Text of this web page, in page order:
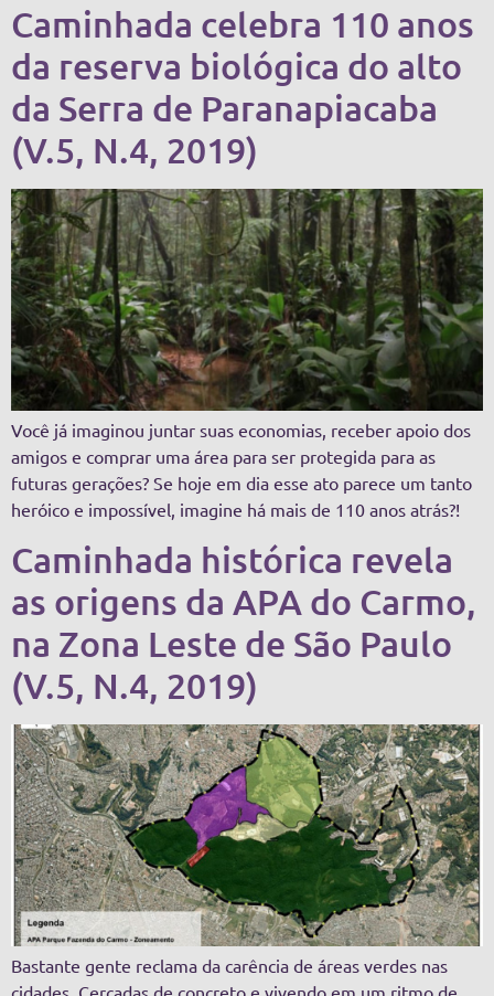
Caminhada celebra 110 anos
da reserva biológica do alto
da Serra de Paranapiacaba
(V.5, N.4, 2019)
Você já imaginou juntar suas economias, receber apoio dos
amigos e comprar uma área para ser protegida para as
futuras gerações? Se hoje em dia esse ato parece um tanto
heróico e impossível, imagine há mais de 110 anos atrás?!
Caminhada histórica revela
as origens da APA do Carmo,
na Zona Leste de São Paulo
(V.5, N.4, 2019)
Bastante gente reclama da carência de áreas verdes nas